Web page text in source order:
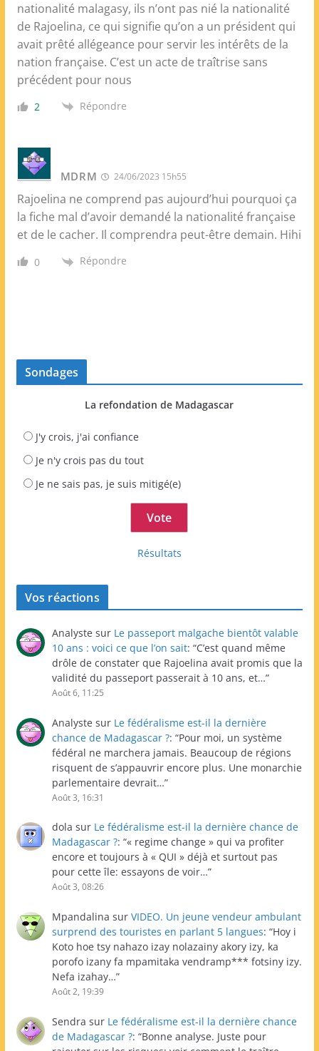
nationalité malagasy, ils n’ont pas nié la nationalité
de Rajoelina, ce qui signifie qu’on a un président qui
avait prêté allégeance pour servir les intérêts de la
nation française. C’est un acte de traîtrise sans
précédent pour nous
2 Répondre
MDRM 24/06/2023 15h55
Rajoelina ne comprend pas aujourd’hui pourquoi ça
la fiche mal d’avoir demandé la nationalité française
et de le cacher. Il comprendra peut-être demain. Hihi
0 Répondre
Sondages
La refondation de Madagascar
J'y crois, j'ai confiance
Je n'y crois pas du tout
Je ne sais pas, je suis mitigé(e)
Résultats
Vos réactions
Analyste sur Le passeport malgache bientôt valable
10 ans : voici ce que l’on sait: “C’est quand même
drôle de constater que Rajoelina avait promis que la
validité du passeport passerait à 10 ans, et…”
Août 6, 11:25
Analyste sur Le fédéralisme est-il la dernière
chance de Madagascar ?: “Pour moi, un système
fédéral ne marchera jamais. Beaucoup de régions
risquent de s’appauvrir encore plus. Une monarchie
parlementaire devrait…”
Août 3, 16:31
dola sur Le fédéralisme est-il la dernière chance de
Madagascar ?: “« regime change » qui va profiter
encore et toujours à « QUI » déjà et surtout pas
pour cette île: essayons de voir…”
Août 3, 08:26
Mpandalina sur VIDEO. Un jeune vendeur ambulant
surprend des touristes en parlant 5 langues: “Hoy i
Koto hoe tsy nahazo izay nolazainy akory izy, ka
porofo izany fa mpamitaka vendramp*** fotsiny izy.
Nefa izahay…”
Août 2, 19:39
Sendra sur Le fédéralisme est-il la dernière chance
de Madagascar ?: “Bonne analyse. Juste pour